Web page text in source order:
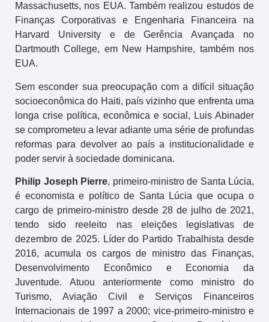
Massachusetts, nos EUA. Também realizou estudos de
Finanças Corporativas e Engenharia Financeira na
Harvard University e de Gerência Avançada no
Dartmouth College, em New Hampshire, também nos
EUA.
Sem esconder sua preocupação com a difícil situação
socioeconômica do Haiti, país vizinho que enfrenta uma
longa crise política, econômica e social, Luis Abinader
se comprometeu a levar adiante uma série de profundas
reformas para devolver ao país a institucionalidade e
poder servir à sociedade dominicana.
Philip Joseph Pierre, primeiro-ministro de Santa Lúcia,
é economista e político de Santa Lúcia que ocupa o
cargo de primeiro-ministro desde 28 de julho de 2021,
tendo sido reeleito nas eleições legislativas de
dezembro de 2025. Líder do Partido Trabalhista desde
2016, acumula os cargos de ministro das Finanças,
Desenvolvimento Econômico e Economia da
Juventude. Atuou anteriormente como ministro do
Turismo, Aviação Civil e Serviços Financeiros
Internacionais de 1997 a 2000; vice-primeiro-ministro e